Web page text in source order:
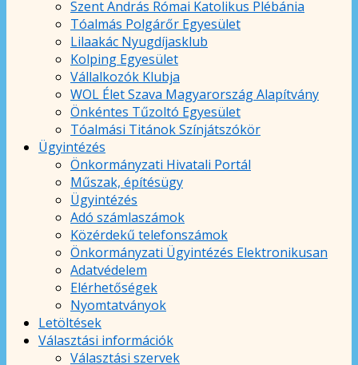
Szent András Római Katolikus Plébánia
Tóalmás Polgárőr Egyesület
Lilaakác Nyugdíjasklub
Kolping Egyesület
Vállalkozók Klubja
WOL Élet Szava Magyarország Alapítvány
Önkéntes Tűzoltó Egyesület
Tóalmási Titánok Színjátszókör
Ügyintézés
Önkormányzati Hivatali Portál
Műszak, építésügy
Ügyintézés
Adó számlaszámok
Közérdekű telefonszámok
Önkormányzati Ügyintézés Elektronikusan
Adatvédelem
Elérhetőségek
Nyomtatványok
Letöltések
Választási információk
Választási szervek